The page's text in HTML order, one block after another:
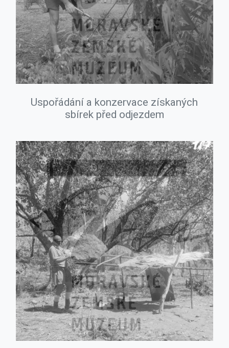
Uspořádání a konzervace získaných
sbírek před odjezdem